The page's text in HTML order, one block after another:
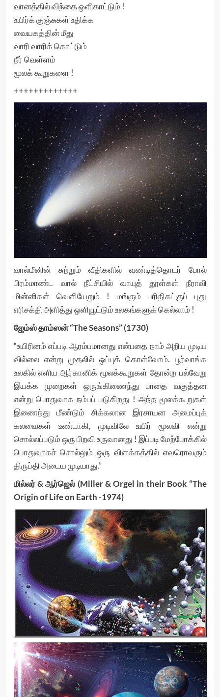
வானத்தில் விந்தை ஒளிகாட்டும் !
உயிர்க் குஞ்சுகள் உதிக்க
வையகத்தின் மீது
வாரி வாரிக் கொட்டும்
நீர் வெள்ளம்
மூலக் கூறுகளை !
+++++++++++++
வால்மீனின் சுற்றும் வீதிகளில் வண்டித்தொடர் போல்
பிரம்மாண்ட வால் நீட்சியில் வாயுத் தூள்கள் நீராவி
மின்னிகள் வெளியேறும் ! மங்கும் பரிதிகட்குப் புது
எரிசக்தி அளித்து ஒளியூட்டும் உலகங்களுக் கெல்லாம் !
ஜேம்ஸ் தாம்ஸன் “The Seasons” (1730)
“உயிரினம் எப்படி ஆரம்பமானது என்பதை நாம் அறிய முடிய
வில்லை என்று முதலில் ஒப்புக் கொள்வோம். பூர்வாங்க
உலகில் எளிய ஆர்கானிக் மூலக்கூறுகள் தோன்ற பல்வேறு
இயக்க முறைகள் ஒருங்கிணைந்து பாதை வகுத்தன
என்று பொதுவாக நம்பப் படுகிறது ! அந்த மூலக்கூறுகள்
இணைந்து மீண்டும் சிக்கலான இரசாயன அமைப்புக்
கலவைகள் உண்டாகி, முடிவிலே உயிர் மூலவி என்று
சொல்லப்படும் ஒரு பிறவி உருவானது ! இப்படி மேற்போக்கில்
பொதுவாகச் சொல்லும் ஒரு விளக்கத்தில் எவரொவரும்
திருப்தி அடைய முடியாது.”
மில்லர் & ஆர்ஜெல் (Miller & Orgel in their Book “The
Origin of Life on Earth -1974)